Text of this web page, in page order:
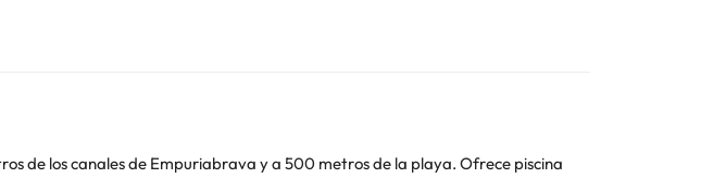
de los canales de Empuriabrava y a 500 metros de la playa. Ofrece piscina